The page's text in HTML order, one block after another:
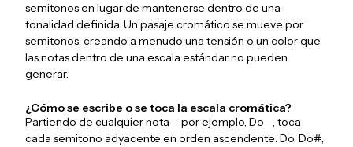
semitonos en lugar de mantenerse dentro de una
tonalidad definida. Un pasaje cromático se mueve por
semitonos, creando a menudo una tensión o un color que
las notas dentro de una escala estándar no pueden
generar.
¿Cómo se escribe o se toca la escala cromática?
Partiendo de cualquier nota —por ejemplo, Do—, toca
cada semitono adyacente en orden ascendente: Do, Do#,